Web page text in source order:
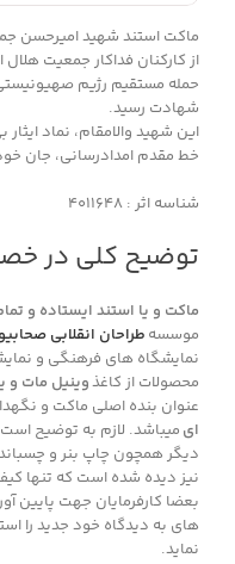
ماکت استند شهید امیرحسن
از کارکنان فداکار جمعیت
حمله مستقیم رژیم
شهادت رسید.
این شهید والامقام، نماد
خط مقدم امدادرسانی، جان
شناسه اثر : ۴۰۱۱۶۴۸
توضیح کلی در
ماکت و یا استند ایستاده و
موسسه طراحان انقلابی
نمایشگاه های فرهنگی و
محصولات از کاغذوینیل مات و
عنوان بنده اصلی ماکت و
ای میباشد. لازم به توضیح
دیگر همچون چاپ بنر و
نیز دیده شده است که تنها
بعضا کارفرمایان جهت
های به دیدگاه خود جدید را
نماید.